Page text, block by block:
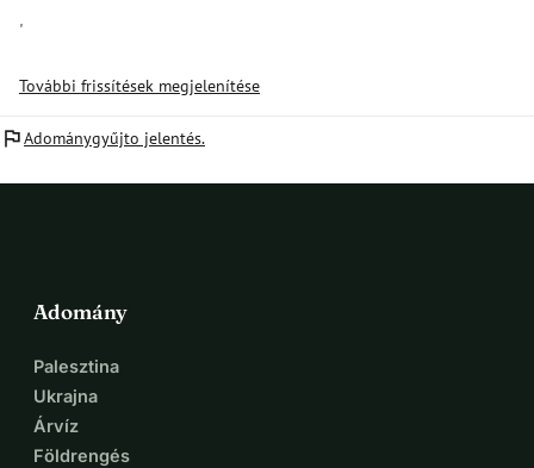
'
További frissítések megjelenítése
flagAdománygyűjto jelentés.
Adomány
Palesztina
Ukrajna
Árvíz
Földrengés